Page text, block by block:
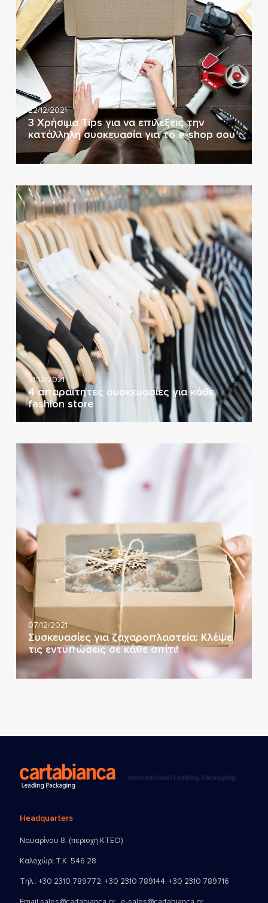
22/12/2021
3 Χρήσιμα Tips για να επιλέξεις την
κατάλληλη συσκευασία για το e-shop σου
21/12/2021
4 απαραίτητες συσκευασίες για κάθε
fashion store
07/12/2021
Συσκευασίες για ζαχαροπλαστεία: Κλέψε
τις εντυπώσεις σε κάθε σπίτι!
Headquarters
Ναυαρίνου 8, (περιοχή ΚΤΕΟ)
Καλοχώρι Τ.Κ. 546 28
Τηλ.: +30 2310 789772, +30 2310 789144, +30 2310 789716